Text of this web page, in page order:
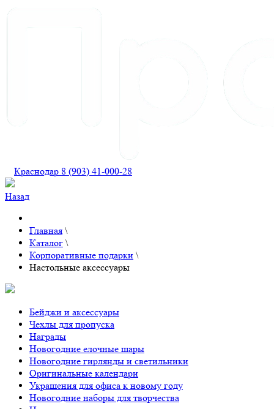
Краснодар 8 (903) 41-000-28
Назад
Главная \
Каталог \
Корпоративные подарки \
Настольные аксессуары
Бейджи и аксессуары
Чехлы для пропуска
Награды
Новогодние елочные шары
Новогодние гирлянды и светильники
Оригинальные календари
Украшения для офиса к новому году
Новогодние наборы для творчества